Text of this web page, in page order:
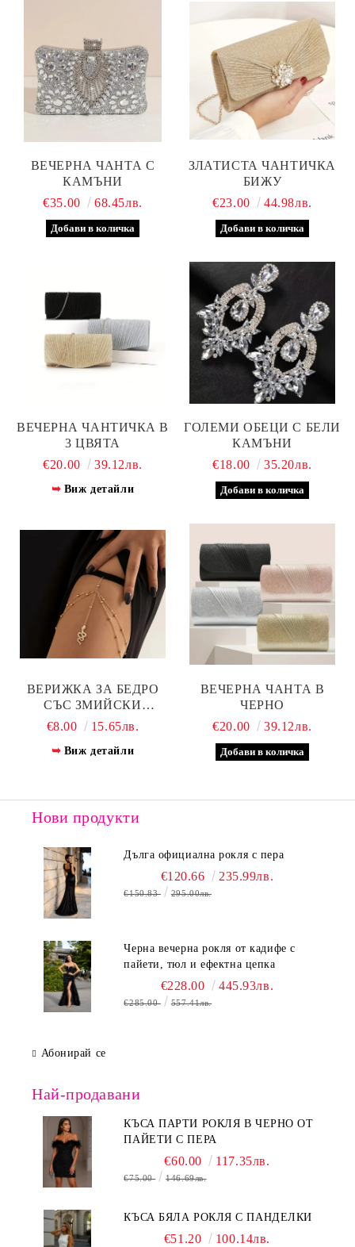
ВЕЧЕРНА ЧАНТА С
КАМЪНИ
€35.00
68.45лв.
ЗЛАТИСТА ЧАНТИЧКА
БИЖУ
€23.00
44.98лв.
ВЕЧЕРНА ЧАНТИЧКА В
3 ЦВЯТА
€20.00
39.12лв.
Виж детайли
ГОЛЕМИ ОБЕЦИ С БЕЛИ
КАМЪНИ
€18.00
35.20лв.
ВЕРИЖКА ЗА БЕДРО
СЪС ЗМИЙСКИ
МЕДАЛЬОН –
ВИЗИЯ
€8.00 15.65лв.
Виж детайли
ВЕЧЕРНА ЧАНТА В
ЧЕРНО
€20.00
39.12лв.
Нови продукти
Дълга официална рокля с пера
€120.66 235.99лв.
€150.83 295.00лв.
Черна вечерна рокля от кадифе с
пайети, тюл и ефектна цепка
€228.00 445.93лв.
€285.00 557.41лв.
Абонирай се
Най-продавани
КЪСА ПАРТИ РОКЛЯ В ЧЕРНО ОТ
ПАЙЕТИ С ПЕРА
€60.00 117.35лв.
€75.00 146.69лв.
КЪСА БЯЛА РОКЛЯ С ПАНДЕЛКИ
€51.20 100.14лв.